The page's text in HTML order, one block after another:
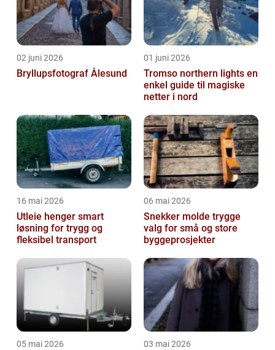
02 juni 2026
Bryllupsfotograf Ålesund
01 juni 2026
Tromso northern lights en
enkel guide til magiske
netter i nord
16 mai 2026
Utleie henger smart
løsning for trygg og
fleksibel transport
06 mai 2026
Snekker molde trygge
valg for små og store
byggeprosjekter
05 mai 2026 03 mai 2026